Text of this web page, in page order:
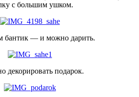
с большим ушком.
бантик — и можно дарить.
декорировать подарок.